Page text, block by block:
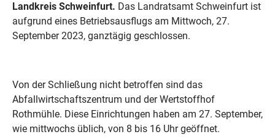
Landkreis Schweinfurt. Das Landratsamt Schweinfurt ist
aufgrund eines Betriebsausflugs am Mittwoch, 27.
September 2023, ganztägig geschlossen.
Von der Schließung nicht betroffen sind das
Abfallwirtschaftszentrum und der Wertstoffhof
Rothmühle. Diese Einrichtungen haben am 27. September,
wie mittwochs üblich, von 8 bis 16 Uhr geöffnet.